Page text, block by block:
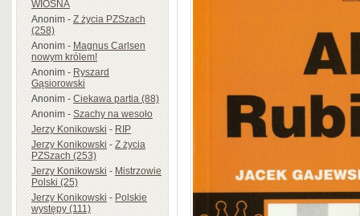
WIOSNA
Anonim-Z życia PZSzach
(258)
Anonim-Magnus Carlsen
nowym królem!
Anonim-Ryszard
Gąsiorowski
Anonim-Ciekawa partia (88)
Anonim-Szachy na wesoło
Jerzy Konikowski-RIP
Jerzy Konikowski-Z życia
PZSzach (253)
Jerzy Konikowski-Mistrzowie
Polski (25)
Jerzy Konikowski-Polskie
występy (111)